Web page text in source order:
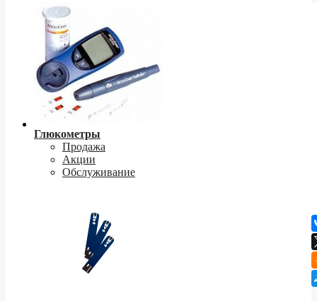
Глюкометры
Продажа
Акции
Обслуживание